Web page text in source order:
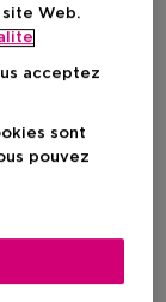
En stock
Web.
acceptez
sont
pouvez